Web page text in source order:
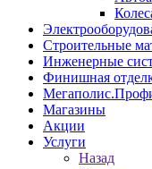
Строительные
Инженерные
Финишная
Магазины
Акции
Услуги
Назад